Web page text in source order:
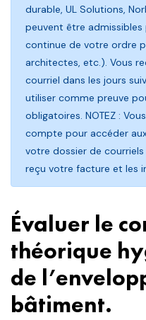
durable, UL Solutions,
peuvent être
continue de votre ordre
architectes, etc.). Vous
courriel dans les jours
utiliser comme preuve
obligatoires. NOTEZ :
compte pour accéder
votre dossier de courriels
reçu votre facture et les
Évaluer le
théorique
de
bâtiment.